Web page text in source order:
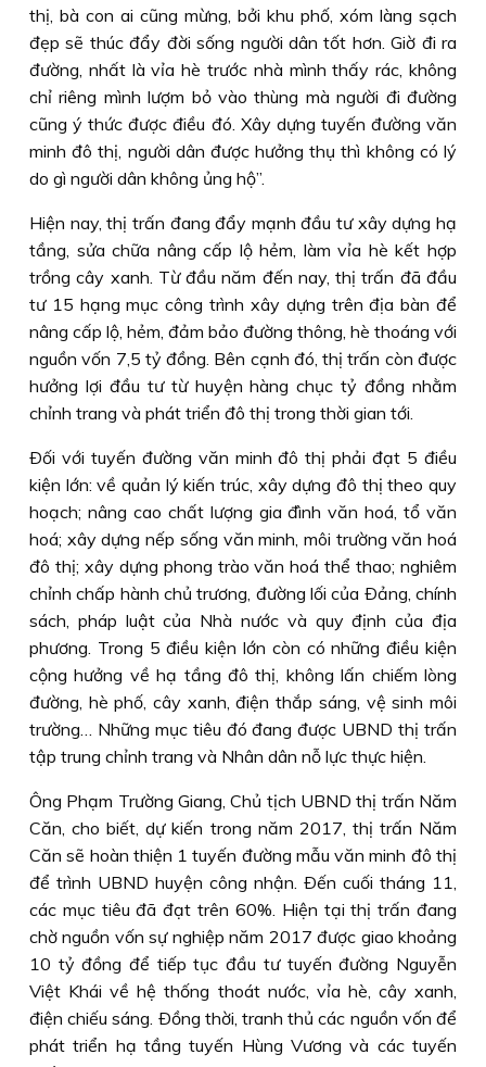
thị, bà con ai cũng mừng, bởi khu phố, xóm làng sạch
đẹp sẽ thúc đẩy đời sống người dân tốt hơn. Giờ đi ra
đường, nhất là vỉa hè trước nhà mình thấy rác, không
chỉ riêng mình lượm bỏ vào thùng mà người đi đường
cũng ý thức được điều đó. Xây dựng tuyến đường văn
minh đô thị, người dân được hưởng thụ thì không có lý
do gì người dân không ủng hộ”.
Hiện nay, thị trấn đang đẩy mạnh đầu tư xây dựng hạ
tầng, sửa chữa nâng cấp lộ hẻm, làm vỉa hè kết hợp
trồng cây xanh. Từ đầu năm đến nay, thị trấn đã đầu
tư 15 hạng mục công trình xây dựng trên địa bàn để
nâng cấp lộ, hẻm, đảm bảo đường thông, hè thoáng với
nguồn vốn 7,5 tỷ đồng. Bên cạnh đó, thị trấn còn được
hưởng lợi đầu tư từ huyện hàng chục tỷ đồng nhằm
chỉnh trang và phát triển đô thị trong thời gian tới.
Ðối với tuyến đường văn minh đô thị phải đạt 5 điều
kiện lớn: về quản lý kiến trúc, xây dựng đô thị theo quy
hoạch; nâng cao chất lượng gia đình văn hoá, tổ văn
hoá; xây dựng nếp sống văn minh, môi trường văn hoá
đô thị; xây dựng phong trào văn hoá thể thao; nghiêm
chỉnh chấp hành chủ trương, đường lối của Ðảng, chính
sách, pháp luật của Nhà nước và quy định của địa
phương. Trong 5 điều kiện lớn còn có những điều kiện
cộng hưởng về hạ tầng đô thị, không lấn chiếm lòng
đường, hè phố, cây xanh, điện thắp sáng, vệ sinh môi
trường… Những mục tiêu đó đang được UBND thị trấn
tập trung chỉnh trang và Nhân dân nỗ lực thực hiện.
Ông Phạm Trường Giang, Chủ tịch UBND thị trấn Năm
Căn, cho biết, dự kiến trong năm 2017, thị trấn Năm
Căn sẽ hoàn thiện 1 tuyến đường mẫu văn minh đô thị
để trình UBND huyện công nhận. Ðến cuối tháng 11,
các mục tiêu đã đạt trên 60%. Hiện tại thị trấn đang
chờ nguồn vốn sự nghiệp năm 2017 được giao khoảng
10 tỷ đồng để tiếp tục đầu tư tuyến đường Nguyễn
Việt Khái về hệ thống thoát nước, vỉa hè, cây xanh,
điện chiếu sáng. Ðồng thời, tranh thủ các nguồn vốn để
phát triển hạ tầng tuyến Hùng Vương và các tuyến